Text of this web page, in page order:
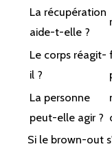
La récupération
aide-t-elle ?
Le corps réagit-
il ?
La personne
peut-elle agir ?
Si le brown-out